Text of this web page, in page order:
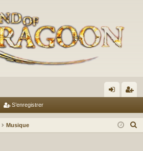
ne nr
S’enregistrer
Musique